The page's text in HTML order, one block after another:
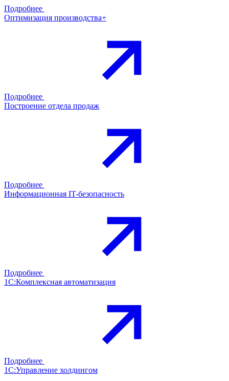
Подробнее
Оптимизация производства+
Подробнее
Построение отдела продаж
Подробнее
Информационная IT-безопасность
Подробнее
1С:Комплексная автоматизация
Подробнее
1С:Управление холдингом